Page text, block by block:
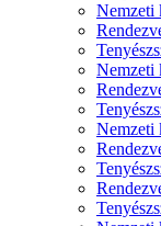
Nemzeti
Nemzeti
Nemzeti